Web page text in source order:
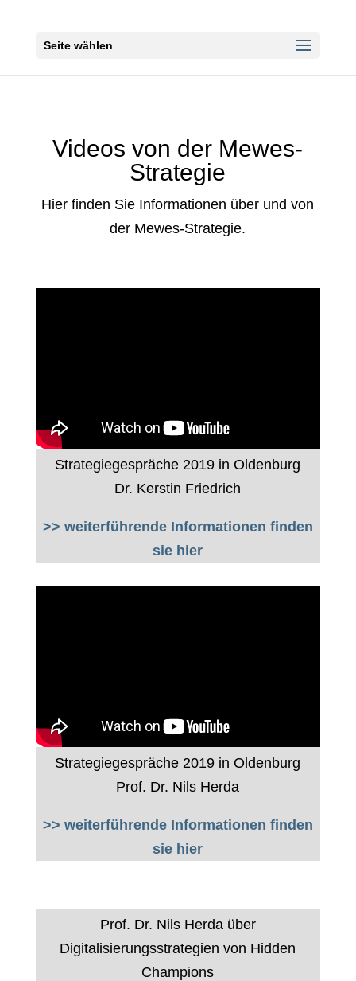
Seite wählen
Videos von der Mewes-
Strategie
Hier finden Sie Informationen über und von
der Mewes-Strategie.
Strategiegespräche 2019 in Oldenburg
Dr. Kerstin Friedrich
>> weiterführende Informationen finden
sie hier
Strategiegespräche 2019 in Oldenburg
Prof. Dr. Nils Herda
>> weiterführende Informationen finden
sie hier
Prof. Dr. Nils Herda über
Digitalisierungsstrategien von Hidden
Champions